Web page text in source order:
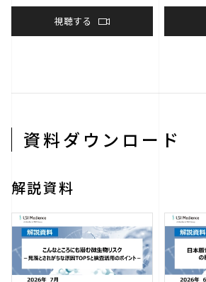
視聴する
資料ダウンロード
解説資料